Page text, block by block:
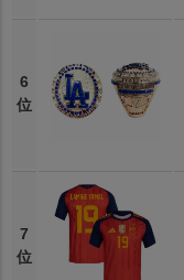
6
位
7
位